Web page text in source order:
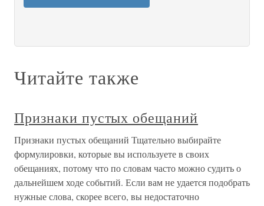
Читайте также
Признаки пустых обещаний
Признаки пустых обещаний Тщательно выбирайте
формулировки, которые вы используете в своих
обещаниях, потому что по словам часто можно судить о
дальнейшем ходе событий. Если вам не удается подобрать
нужные слова, скорее всего, вы недостаточно